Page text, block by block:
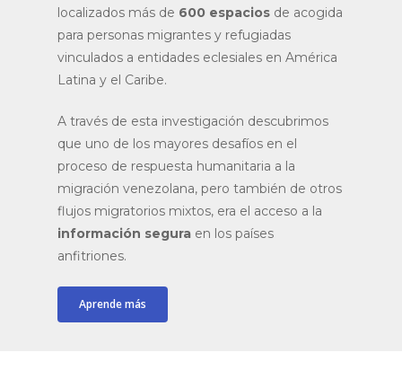
localizados más de 600 espacios de acogida
para personas migrantes y refugiadas
vinculados a entidades eclesiales en América
Latina y el Caribe.
A través de esta investigación descubrimos
que uno de los mayores desafíos en el
proceso de respuesta humanitaria a la
migración venezolana, pero también de otros
flujos migratorios mixtos, era el acceso a la
información segura en los países
anfitriones.
Aprende más